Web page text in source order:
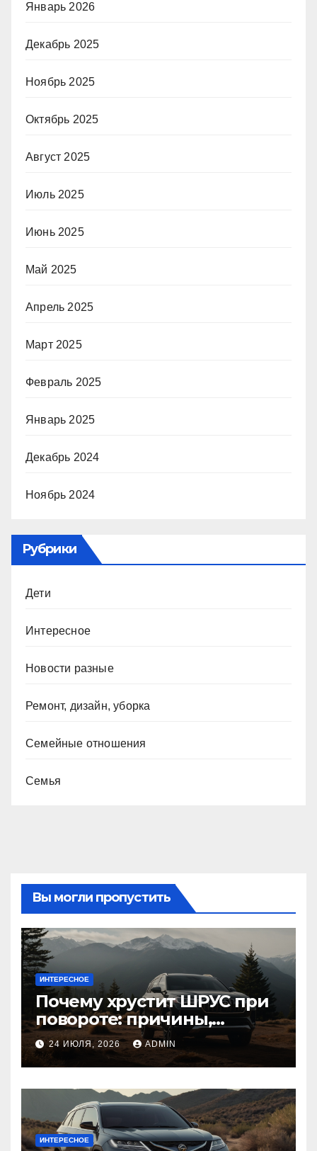
Январь 2026
Декабрь 2025
Ноябрь 2025
Октябрь 2025
Август 2025
Июль 2025
Июнь 2025
Май 2025
Апрель 2025
Март 2025
Февраль 2025
Январь 2025
Декабрь 2024
Ноябрь 2024
Рубрики
Дети
Интересное
Новости разные
Ремонт, дизайн, уборка
Семейные отношения
Семья
Вы могли пропустить
ИНТЕРЕСНОЕ
Почему хрустит ШРУС при
повороте: причины,
диагностика
24 ИЮЛЯ, 2026 ADMIN
ИНТЕРЕСНОЕ